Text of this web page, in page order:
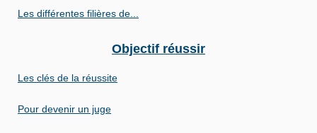
Les différentes filières de...
Objectif réussir
Les clés de la réussite
Pour devenir un juge